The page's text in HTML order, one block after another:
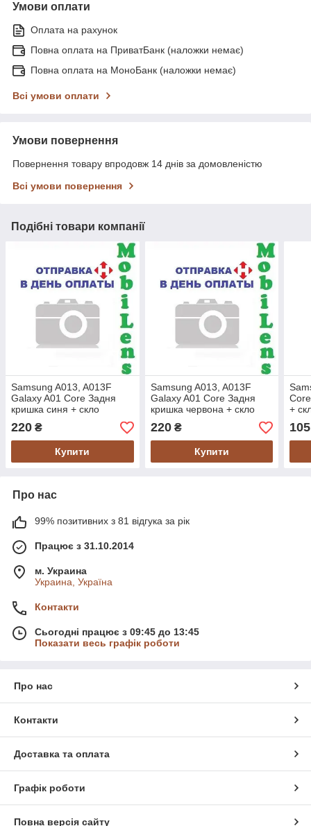
Умови оплати
Оплата на рахунок
Повна оплата на ПриватБанк (наложки немає)
Повна оплата на МоноБанк (наложки немає)
Всі умови оплати
Умови повернення
Повернення товару впродовж 14 днів за домовленістю
Всі умови повернення
Подібні товари компанії
Samsung A013, A013F
Galaxy A01 Core Задня
кришка синя + скло
220 ₴
Купити
Samsung A013, A013F
Galaxy A01 Core Задня
кришка червона + скло
220₴
Купити
+
105
Про нас
99% позитивних з 81 відгука за рік
Працює з 31.10.2014
м. Украина
Украина, Україна
Контакти
Сьогодні працює з 09:45 до 13:45
Показати весь графік роботи
Про нас
Контакти
Доставка та оплата
Графік роботи
Повна версія сайту